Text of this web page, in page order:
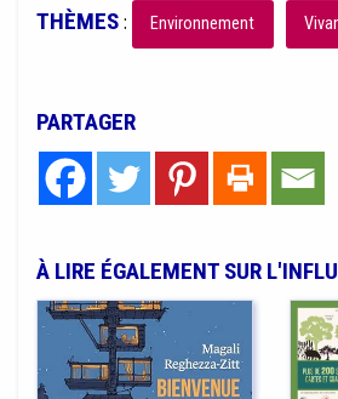
THÈMES: Environnement
PARTAGER
À LIRE ÉGALEMENT SUR